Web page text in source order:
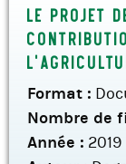
Le projet
Format :
Nombre de
Année : 2019